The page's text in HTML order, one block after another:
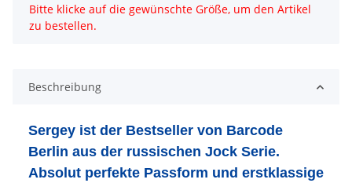
x
Bitte klicke auf die gewünschte Größe, um den Artikel
zu bestellen.
Beschreibung
Sergey ist der Bestseller von Barcode
Berlin aus der russischen Jock Serie.
Absolut perfekte Passform und erstklassige